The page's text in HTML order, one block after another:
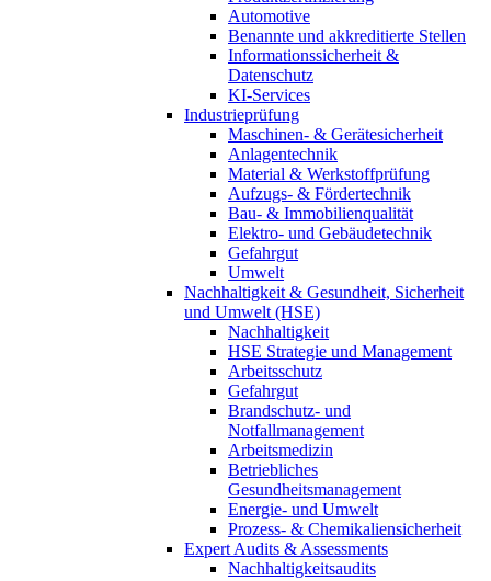
Automotive
Benannte und akkreditierte Stellen
Informationssicherheit &
Datenschutz
KI-Services
Industrieprüfung
Maschinen- & Gerätesicherheit
Anlagentechnik
Material & Werkstoffprüfung
Aufzugs- & Fördertechnik
Bau- & Immobilienqualität
Elektro- und Gebäudetechnik
Gefahrgut
Umwelt
Nachhaltigkeit & Gesundheit, Sicherheit
und Umwelt (HSE)
Nachhaltigkeit
HSE Strategie und Management
Arbeitsschutz
Gefahrgut
Brandschutz- und
Notfallmanagement
Arbeitsmedizin
Betriebliches
Gesundheitsmanagement
Energie- und Umwelt
Prozess- & Chemikaliensicherheit
Expert Audits & Assessments
Nachhaltigkeitsaudits